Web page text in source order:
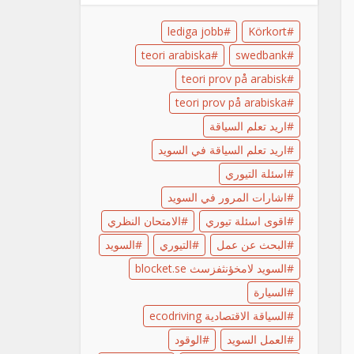
Körkort
lediga jobb
swedbank
teori arabiska
teori prov på arabisk
teori prov på arabiska
اريد تعلم السياقة
اريد تعلم السياقة في السويد
اسئلة التيوري
اشارات المرور في السويد
اقوى اسئلة تيوري
الامتحان النظري
البحث عن عمل
التيوري
السويد
السويد لامخؤنثفزسث blocket.se
السيارة
السياقة الاقتصادية ecodriving
العمل السويد
الوقود